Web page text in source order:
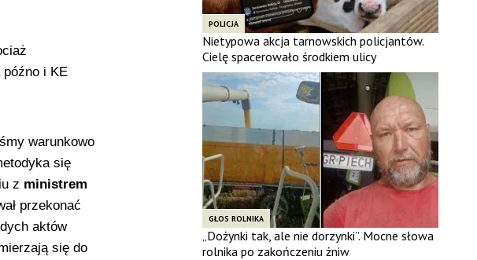
późno i KE
warunkowo
się
z ministrem
przekonać
aktów
się do
POLICJA
Nietypowa akcja tarnowskich policjantów.
Cielę spacerowało środkiem ulicy
GŁOS ROLNIKA
„Dożynki tak, ale nie dorzynki”. Mocne słowa
rolnika po zakończeniu żniw